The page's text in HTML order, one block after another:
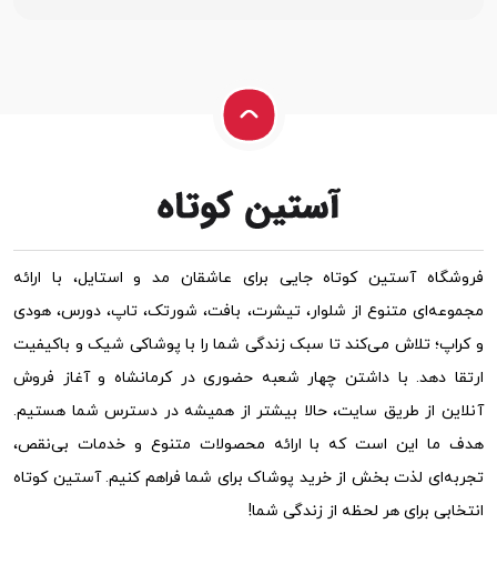
فروشگاه آستین کوتاه جایی برای عاشقان مد و استایل، با ارائه
مجموعه‌ای متنوع از شلوار، تیشرت، بافت، شورتک، تاپ، دورس، هودی
و کراپ؛ تلاش می‌کند تا سبک زندگی شما را با پوشاکی شیک و باکیفیت
ارتقا دهد. با داشتن چهار شعبه حضوری در کرمانشاه و آغاز فروش
آنلاین از طریق سایت، حالا بیشتر از همیشه در دسترس شما هستیم.
هدف ما این است که با ارائه محصولات متنوع و خدمات بی‌نقص،
تجربه‌ای لذت بخش از خرید پوشاک برای شما فراهم کنیم. آستین کوتاه
انتخابی برای هر لحظه از زندگی شما!